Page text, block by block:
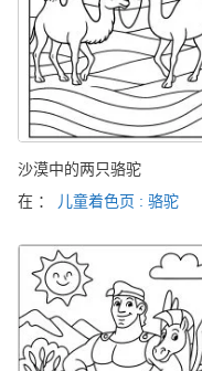
沙漠中的两只骆驼
在 ：
儿童着色页 : 骆驼